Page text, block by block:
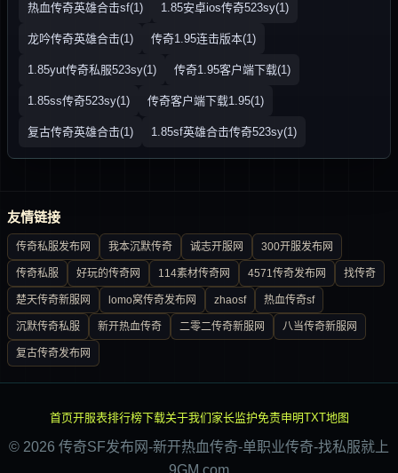
热血传奇英雄合击sf(1) 1.85安卓ios传奇523sy(1)
龙吟传奇英雄合击(1) 传奇1.95连击版本(1)
1.85yut传奇私服523sy(1) 传奇1.95客户端下载(1)
1.85ss传奇523sy(1) 传奇客户端下载1.95(1)
复古传奇英雄合击(1) 1.85sf英雄合击传奇523sy(1)
友情链接
传奇私服发布网 我本沉默传奇 诚志开服网 300开服发布网
传奇私服 好玩的传奇网 114素材传奇网 4571传奇发布网 找传奇
楚天传奇新服网 lomo窝传奇发布网 zhaosf 热血传奇sf
沉默传奇私服 新开热血传奇 二零二传奇新服网 八当传奇新服网
复古传奇发布网
首页开服表排行榜下载关于我们 家长监护免责申明TXT地图
© 2026 传奇SF发布网-新开热血传奇-单职业传奇-找私服就上
9GM.com